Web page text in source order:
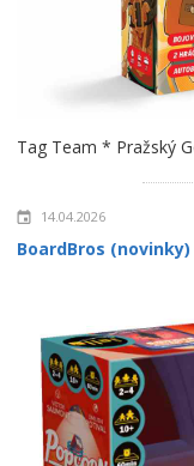
Tag Team * Pražský
14.04.2026
BoardBros (novinky)